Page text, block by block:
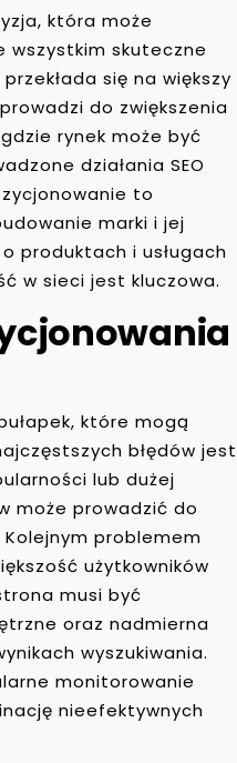
która może
wszystkim skuteczne
się na większy
do zwiększenia
rynek może być
działania SEO
to
marki i jej
produktach i usługach
w sieci jest kluczowa.
które mogą
błędów jest
lub dużej
może prowadzić do
problemem
użytkowników
musi być
oraz nadmierna
wyszukiwania.
monitorowanie
nieefektywnych